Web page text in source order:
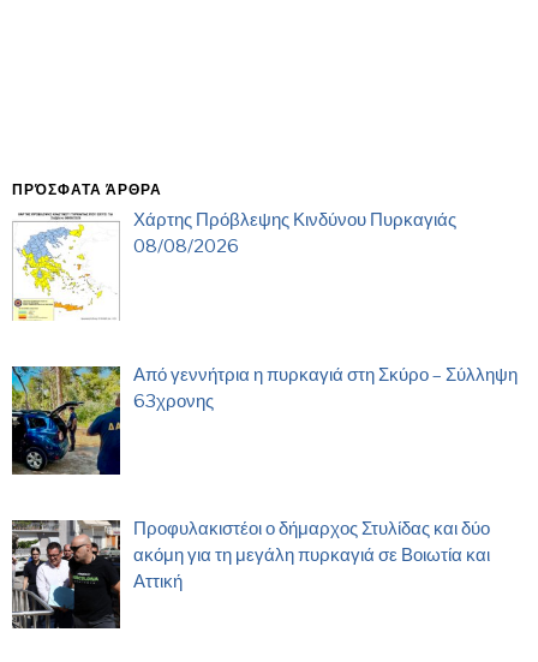
ΠΡΌΣΦΑΤΑ ΆΡΘΡΑ
Χάρτης Πρόβλεψης Κινδύνου Πυρκαγιάς
08/08/2026
Από γεννήτρια η πυρκαγιά στη Σκύρο – Σύλληψη
63χρονης
Προφυλακιστέοι ο δήμαρχος Στυλίδας και δύο
ακόμη για τη μεγάλη πυρκαγιά σε Βοιωτία και
Αττική